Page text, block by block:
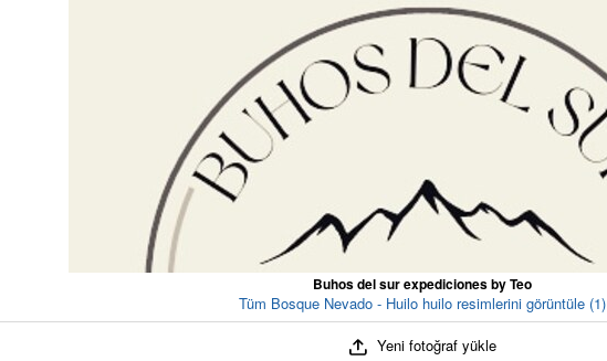
Buhos del sur expediciones by Teo
Tüm Bosque Nevado - Huilo huilo resimlerini görüntüle (1)
Yeni fotoğraf yükle